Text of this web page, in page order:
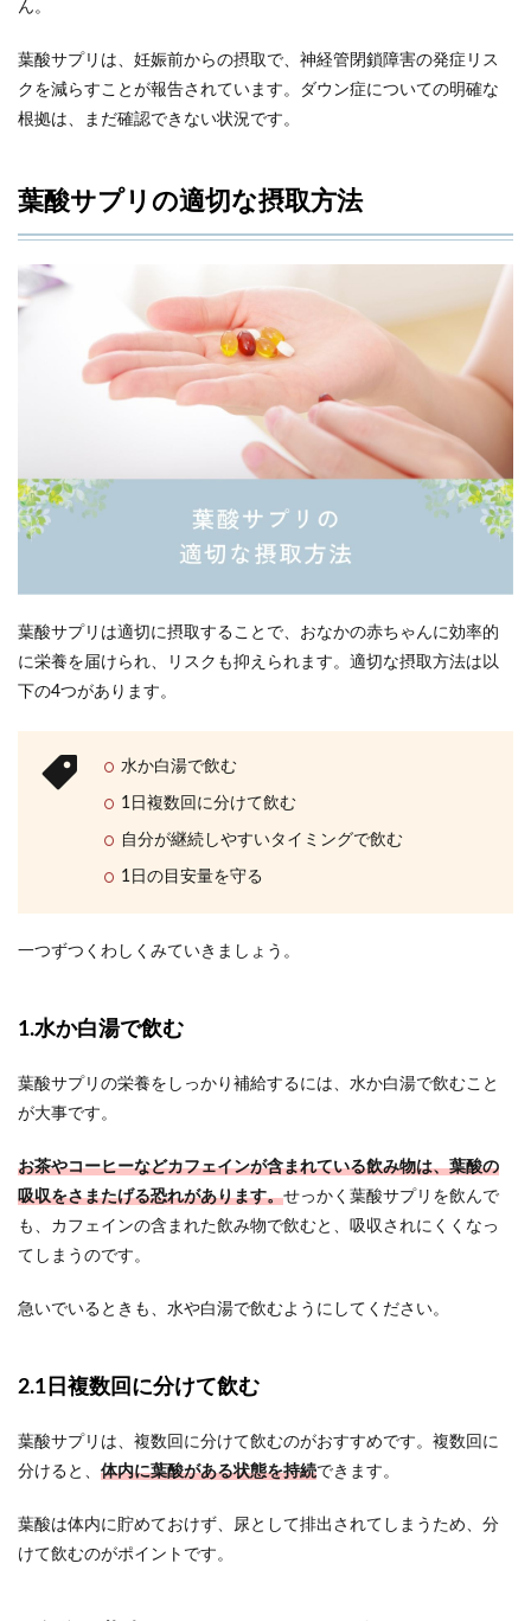
ん。
葉酸サプリは、妊娠前からの摂取で、神経管閉鎖障害の発症リス
クを減らすことが報告されています。ダウン症についての明確な
根拠は、まだ確認できない状況です。
葉酸サプリの適切な摂取方法
葉酸サプリは適切に摂取することで、おなかの赤ちゃんに効率的
に栄養を届けられ、リスクも抑えられます。適切な摂取方法は以
下の4つがあります。
水か白湯で飲む
1日複数回に分けて飲む
自分が継続しやすいタイミングで飲む
1日の目安量を守る
一つずつくわしくみていきましょう。
1.水か白湯で飲む
葉酸サプリの栄養をしっかり補給するには、水か白湯で飲むこと
が大事です。
お茶やコーヒーなどカフェインが含まれている飲み物は、葉酸の
吸収をさまたげる恐れがあります。せっかく葉酸サプリを飲んで
も、カフェインの含まれた飲み物で飲むと、吸収されにくくなっ
てしまうのです。
急いでいるときも、水や白湯で飲むようにしてください。
2.1日複数回に分けて飲む
葉酸サプリは、複数回に分けて飲むのがおすすめです。複数回に
分けると、 体内に葉酸がある状態を持続できます。
葉酸は体内に貯めておけず、尿として排出されてしまうため、分
けて飲むのがポイントです。